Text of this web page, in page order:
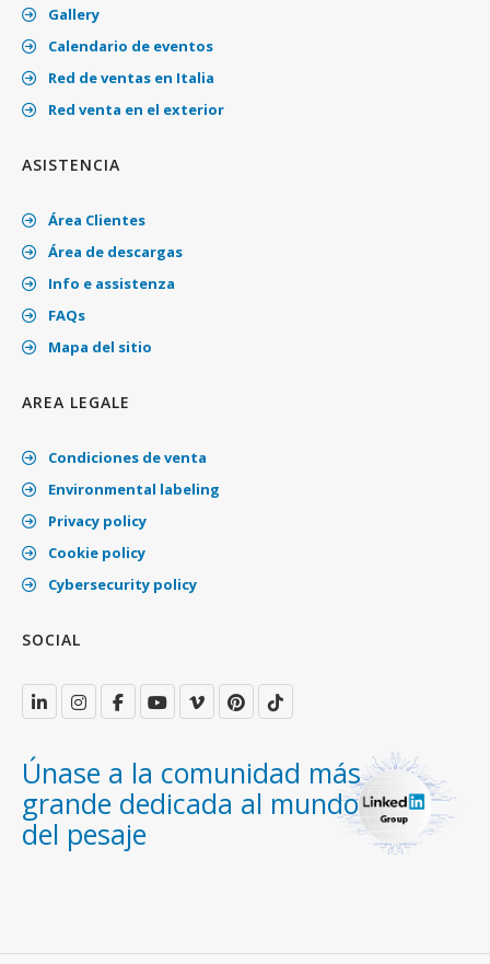
Gallery
Calendario de eventos
Red de ventas en Italia
Red venta en el exterior
ASISTENCIA
Área Clientes
Área de descargas
Info e assistenza
FAQs
Mapa del sitio
AREA LEGALE
Condiciones de venta
Environmental labeling
Privacy policy
Cookie policy
Cybersecurity policy
SOCIAL
Únase a la comunidad más
grande dedicada al mundo
del pesaje